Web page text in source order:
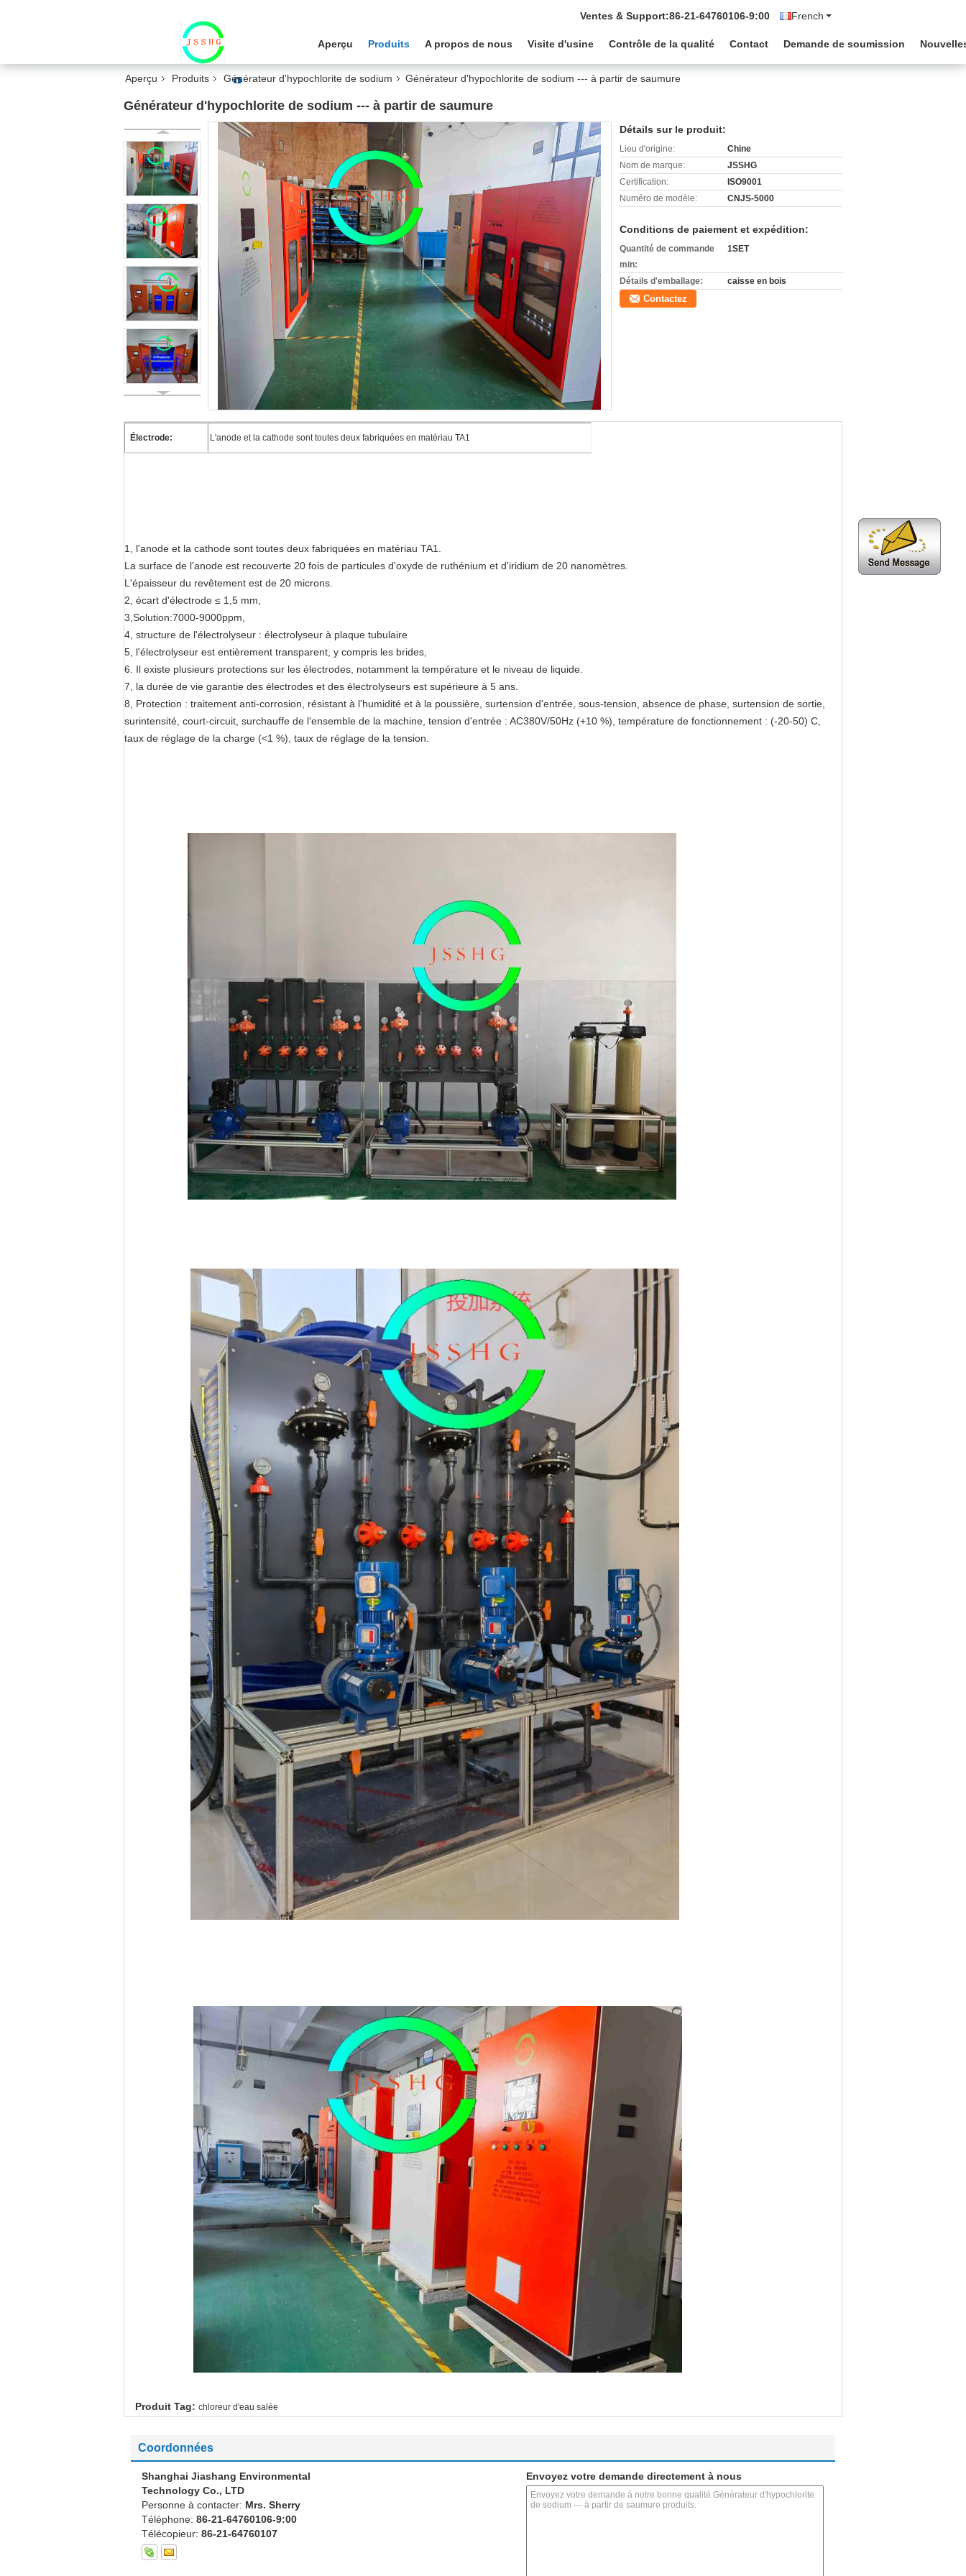
French
Ventes & Support:86-21-64760106-9:00
Aperçu Produits A propos de nous Visite d'usine Contrôle de la qualité Contact Demande de soumission
Aperçu Produits Générateur d'hypochlorite de sodium Générateur d'hypochlorite de sodium --- à partir de saumure
Générateur d'hypochlorite de sodium --- à partir de saumure
Détails sur le produit:
Lieu d'origine:
Chine
Nom de marque:
JSSHG
Certification:
ISO9001
Numéro de modèle:
CNJS-5000
Conditions de paiement et expédition:
Quantité de commande
min:
1SET
Détails d'emballage: caisse en bois
Contactez
Électrode: L'anode et la cathode sont toutes deux fabriquées en matériau TA1
1, l'anode et la cathode sont toutes deux fabriquées en matériau TA1.
La surface de l'anode est recouverte 20 fois de particules d'oxyde de ruthénium et d'iridium de 20 nanomètres.
L'épaisseur du revêtement est de 20 microns.
2, écart d'électrode ≤ 1,5 mm,
3,Solution:7000-9000ppm,
4, structure de l'électrolyseur : électrolyseur à plaque tubulaire
5, l'électrolyseur est entièrement transparent, y compris les brides,
6. Il existe plusieurs protections sur les électrodes, notamment la température et le niveau de liquide.
7, la durée de vie garantie des électrodes et des électrolyseurs est supérieure à 5 ans.
8, Protection : traitement anti-corrosion, résistant à l'humidité et à la poussière, surtension d'entrée, sous-tension, absence de phase, surtension de sortie,
surintensité, court-circuit, surchauffe de l'ensemble de la machine, tension d'entrée : AC380V/50Hz (+10 %), température de fonctionnement : (-20-50) C,
taux de réglage de la charge (<1 %), taux de réglage de la tension.
Produit Tag: chloreur d'eau salée
Coordonnées
Shanghai Jiashang Environmental
Technology Co., LTD
Personne à contacter: Mrs. Sherry
Téléphone: 86-21-64760106-9:00
Télécopieur: 86-21-64760107
Envoyez votre demande directement à nous